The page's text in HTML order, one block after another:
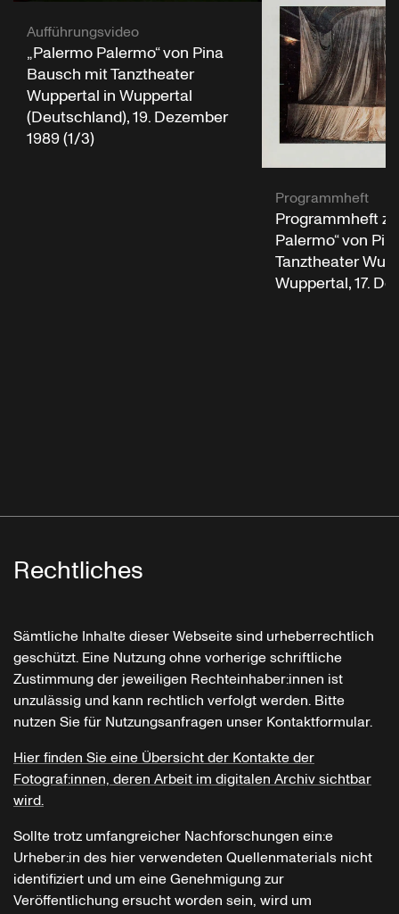
Aufführungsvideo
„Palermo Palermo“ von Pina
Bausch mit Tanztheater
Wuppertal in Wuppertal
(Deutschland), 19. Dezember
1989 (1/3)
Programmheft
Programmheft
Palermo“ von
Tanztheater
Wuppertal, 17.
Rechtliches
Sämtliche Inhalte dieser Webseite sind urheberrechtlich
geschützt. Eine Nutzung ohne vorherige schriftliche
Zustimmung der jeweiligen Rechteinhaber:innen ist
unzulässig und kann rechtlich verfolgt werden. Bitte
nutzen Sie für Nutzungsanfragen unser Kontaktformular.
Hier finden Sie eine Übersicht der Kontakte der
Fotograf:innen, deren Arbeit im digitalen Archiv sichtbar
wird.
Sollte trotz umfangreicher Nachforschungen ein:e
Urheber:in des hier verwendeten Quellenmaterials nicht
identifiziert und um eine Genehmigung zur
Veröffentlichung ersucht worden sein, wird um